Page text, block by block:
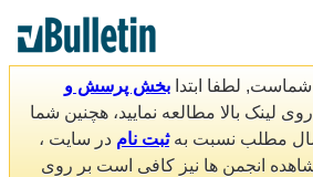
شماست, لطفا ابتدا بخش پرسش و
لینک بالا مطالعه نمایید، هچنین شما
مطلب نسبت بهثبت نام در سایت ،
انجمن ها نیز کافی است بر روی